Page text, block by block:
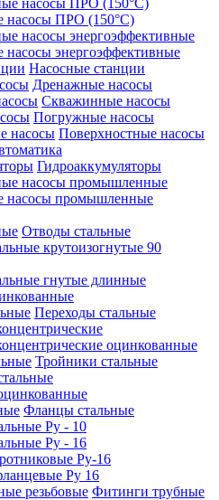
насосы ПРО (150°C)
энергоэффективные
Насосные станции
Дренажные насосы
Скважинные насосы
Погружные насосы
Поверхностные насосы
Гидроаккумуляторы
насосы промышленные
Отводы стальные
крутоизогнутые 90
гнутые длинные
Переходы стальные
оцинкованные
Тройники стальные
Фланцы стальные
Ру - 10
Ру - 16
Ру-16
Ру 16
Фитинги трубные